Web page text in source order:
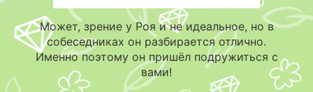
Может, зрение у Роя и не идеальное, но в
собеседниках он разбирается отлично.
Именно поэтому он пришёл подружиться с
вами!